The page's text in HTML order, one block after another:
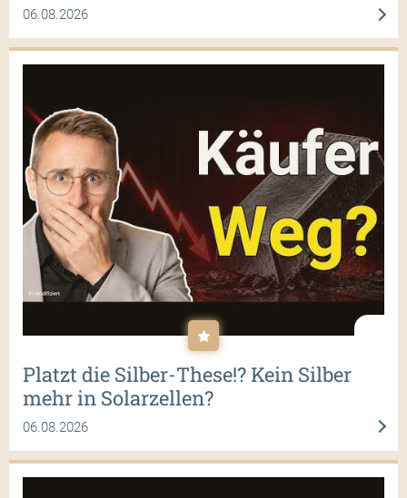
06.08.2026
Platzt die Silber-These!? Kein Silber
mehr in Solarzellen?
06.08.2026